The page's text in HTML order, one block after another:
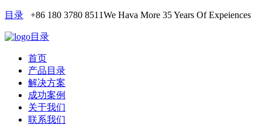
目录 +86 180 3780 8511We Hava More 35 Years Of Expeiences
目录
首页
产品目录
解决方案
成功案例
关于我们
联系我们